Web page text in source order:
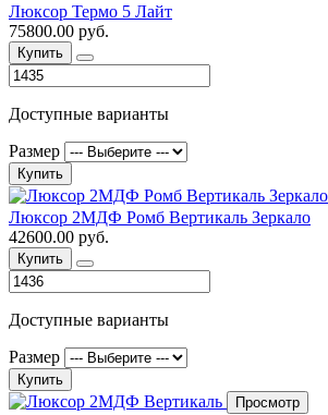
Люксор Термо 5 Лайт
75800.00 руб.
Купить
Доступные варианты
Размер
Купить
Люксор 2МДФ Ромб Вертикаль Зеркало
42600.00 руб.
Купить
Доступные варианты
Размер
Купить
Просмотр